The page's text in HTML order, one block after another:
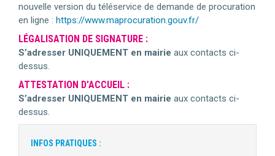
nouvelle version du téléservice de demande de procuration
en ligne : https://www.maprocuration.gouv.fr/
LÉGALISATION DE SIGNATURE :
S’adresser UNIQUEMENT en mairie aux contacts ci-
dessus.
ATTESTATION D’ACCUEIL :
S’adresser UNIQUEMENT en mairie aux contacts ci-
dessus.
INFOS PRATIQUES :